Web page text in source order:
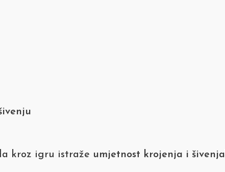
kroz igru istraže umjetnost krojenja i šivenja